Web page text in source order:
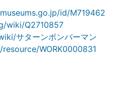
id/M719462
wiki/Q2710857
サターンボンバーマン
WORK0000831